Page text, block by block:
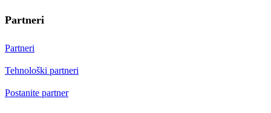
Partneri
Partneri
Tehnološki partneri
Postanite partner